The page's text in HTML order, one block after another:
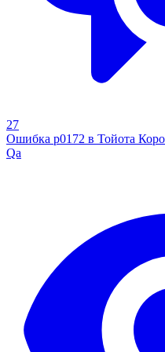
27
Ошибка р0172 в Тойота
Qa